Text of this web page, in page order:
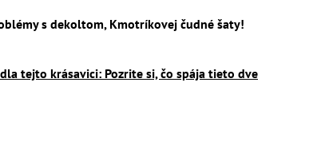
s dekoltom, Kmotríkovej čudné šaty!
tejto krásavici: Pozrite si, čo spája tieto dve